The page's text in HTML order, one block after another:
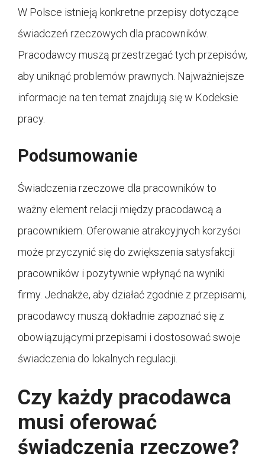
W Polsce istnieją konkretne przepisy dotyczące
świadczeń rzeczowych dla pracowników.
Pracodawcy muszą przestrzegać tych przepisów,
aby uniknąć problemów prawnych. Najważniejsze
informacje na ten temat znajdują się w Kodeksie
pracy.
Podsumowanie
Świadczenia rzeczowe dla pracowników to
ważny element relacji między pracodawcą a
pracownikiem. Oferowanie atrakcyjnych korzyści
może przyczynić się do zwiększenia satysfakcji
pracowników i pozytywnie wpłynąć na wyniki
firmy. Jednakże, aby działać zgodnie z przepisami,
pracodawcy muszą dokładnie zapoznać się z
obowiązującymi przepisami i dostosować swoje
świadczenia do lokalnych regulacji.
Czy każdy pracodawca
musi oferować
świadczenia rzeczowe?